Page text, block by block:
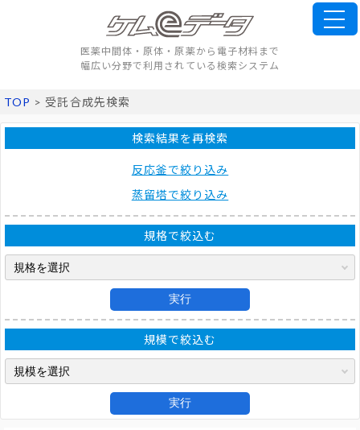
医薬中間体・原体・原薬から電子材料まで
幅広い分野で利用されている検索システム
TOP > 受託合成先検索
検索結果を再検索
反応釜で絞り込み
蒸留塔で絞り込み
規格で絞込む
実行
規模で絞込む
実行